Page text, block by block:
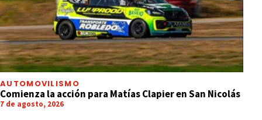
AUTOMOVILISMO
Comienza la acción para Matías Clapier en San Nicolás
7 de agosto, 2026